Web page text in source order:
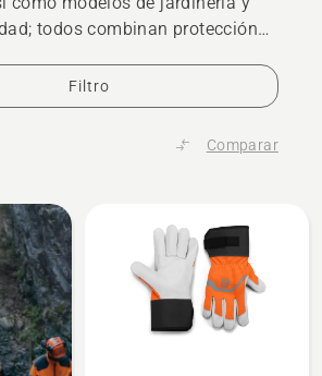
todos combinan protección
Filtro
Comparar